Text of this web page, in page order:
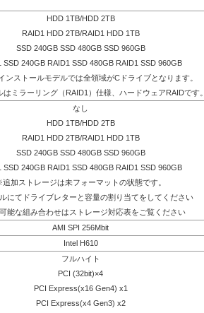
HDD 1TB/HDD 2TB
RAID1 HDD 2TB/RAID1 HDD 1TB
SSD 240GB SSD 480GB SSD 960GB
SSD 240GB RAID1 SSD 480GB RAID1 SSD 960GB
ンストールモデルでは全領域がCドライブとなります。
ミラーリング（RAID1）仕様、ハードウェアRAIDです。
なし
HDD 1TB/HDD 2TB
RAID1 HDD 2TB/RAID1 HDD 1TB
SSD 240GB SSD 480GB SSD 960GB
SSD 240GB RAID1 SSD 480GB RAID1 SSD 960GB
加ストレージは未フォーマットの状態です。
にてドライブレターと容量の割り当てをしてください
能な組み合わせはストレージ対応表をご覧ください
AMI SPI 256Mbit
Intel H610
フルハイト
PCI (32bit)×4
PCI Express(x16 Gen4) x1
PCI Express(x4 Gen3) x2